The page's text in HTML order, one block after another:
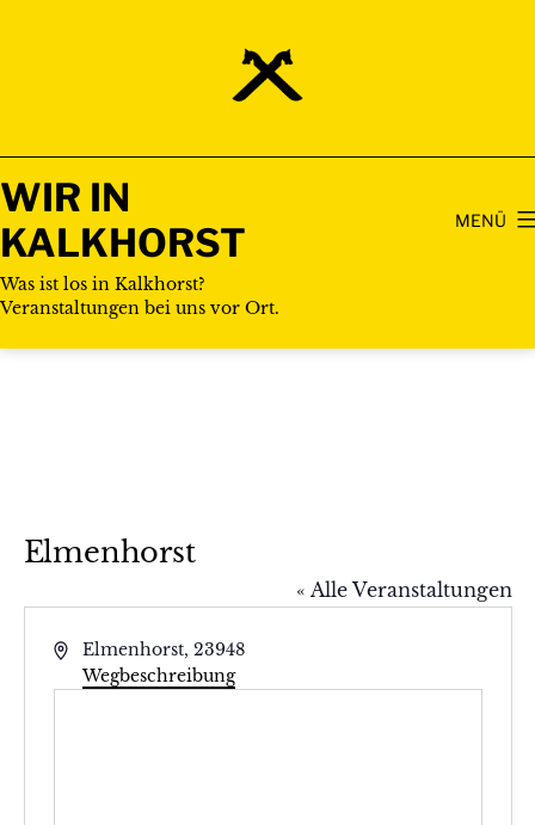
WIR IN
KALKHORST
Was ist los in Kalkhorst?
Veranstaltungen bei uns vor Ort.
MENÜ
Elmenhorst
« Alle Veranstaltungen
Adresse
Elmenhorst, 23948
Wegbeschreibung